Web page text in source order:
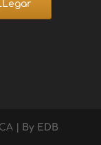
| By EDB